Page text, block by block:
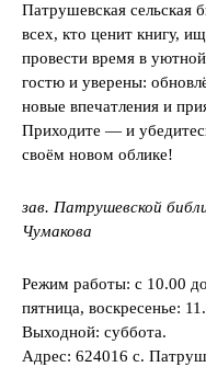
Патрушевская сельская
всех, кто ценит книгу,
провести время в
гостю и уверены:
новые впечатления и
Приходите — и
своём новом облике!
зав. Патрушевской
Чумакова
Режим работы: с 10.00
пятница, воскресенье:
Выходной: суббота.
Адрес: 624016 с.